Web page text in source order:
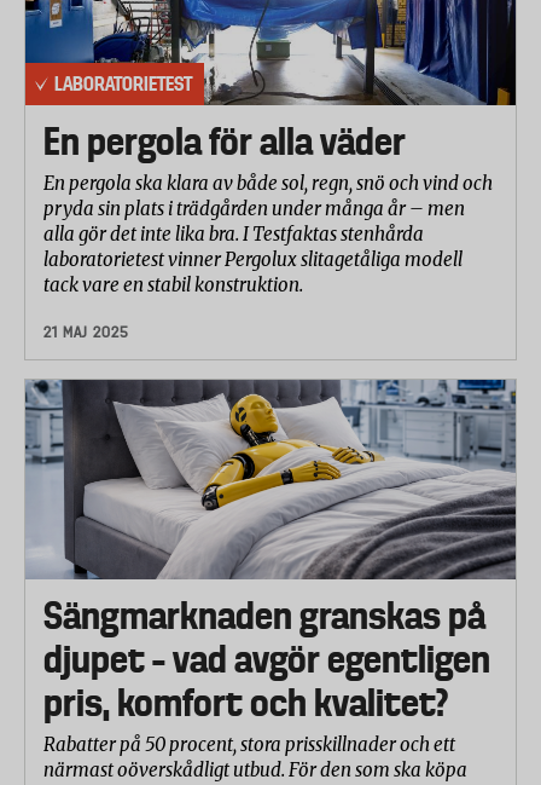
LABORATORIETEST
En pergola för alla väder
En pergola ska klara av både sol, regn, snö och vind och
pryda sin plats i trädgården under många år – men
alla gör det inte lika bra. I Testfaktas stenhårda
laboratorietest vinner Pergolux slitagetåliga modell
tack vare en stabil konstruktion.
21 MAJ 2025
Sängmarknaden granskas på
djupet – vad avgör egentligen
pris, komfort och kvalitet?
Rabatter på 50 procent, stora prisskillnader och ett
närmast oöverskådligt utbud. För den som ska köpa